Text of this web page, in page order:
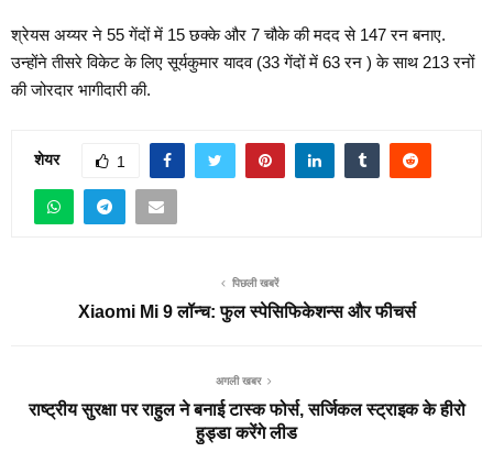
श्रेयस अय्यर ने 55 गेंदों में 15 छक्के और 7 चौके की मदद से 147 रन बनाए.
उन्होंने तीसरे विकेट के लिए सूर्यकुमार यादव (33 गेंदों में 63 रन ) के साथ 213 रनों
की जोरदार भागीदारी की.
शेयर 1
पिछली खबरें
Xiaomi Mi 9 लॉन्च: फुल स्पेसिफिकेशन्स और फीचर्स
अगली खबर
राष्ट्रीय सुरक्षा पर राहुल ने बनाई टास्क फोर्स, सर्जिकल स्ट्राइक के हीरो
हुड्डा करेंगे लीड